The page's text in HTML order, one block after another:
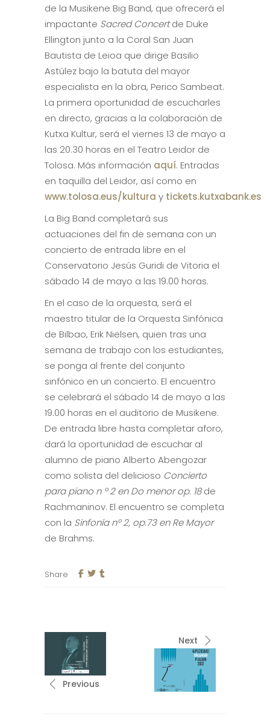
de la Musikene Big Band, que ofrecerá el
impactante Sacred Concertde Duke
Ellington junto a la Coral San Juan
Bautista de Leioa que dirige Basilio
Astúlez bajo la batuta del mayor
especialista en la obra, Perico Sambeat.
La primera oportunidad de escucharles
en directo, gracias a la colaboración de
Kutxa Kultur, será el viernes 13 de mayo a
las 20.30 horas en el Teatro Leidor de
Tolosa. Más información aquí. Entradas
en taquilla del Leidor, así como en
www.tolosa.eus/kultura y tickets.kutxabank.es
La Big Band completará sus
actuaciones del fin de semana con un
concierto de entrada libre en el
Conservatorio Jesús Guridi de Vitoria el
sábado 14 de mayo a las 19.00 horas.
En el caso de la orquesta, será el
maestro titular de la Orquesta Sinfónica
de Bilbao, Erik Nielsen, quien tras una
semana de trabajo con los estudiantes,
se ponga al frente del conjunto
sinfónico en un concierto. El encuentro
se celebrará el sábado 14 de mayo a las
19.00 horas en el auditorio de Musikene.
De entrada libre hasta completar aforo,
dará la oportunidad de escuchar al
alumno de piano Alberto Abengozar
como solista del delicioso Concierto
para piano n º 2 en Do menor op. 18de
Rachmaninov. El encuentro se completa
con la Sinfonía nº 2, op.73 en Re Mayor
de Brahms.
Share
Previous
Next